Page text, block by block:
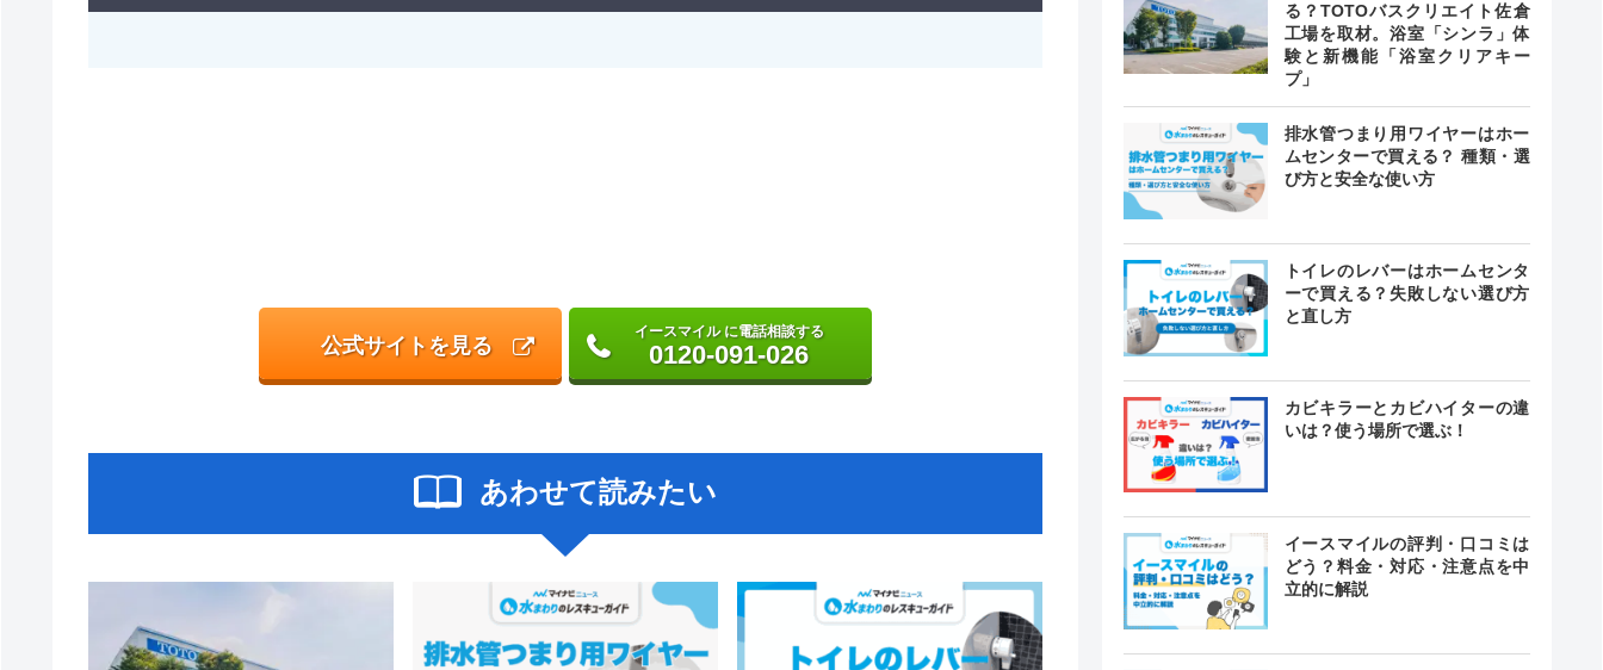
公式サイトを見る
イースマイル に電話相談する
0120-091-026
あわせて読みたい
る？TOTOバスクリエイト佐倉
工場を取材。浴室「シンラ」体
験と新機能「浴室クリアキー
プ」
排水管つまり用ワイヤーはホー
ムセンターで買える？ 種類・選
び方と安全な使い方
トイレのレバーはホームセンタ
ーで買える？失敗しない選び方
と直し方
カビキラーとカビハイターの違
いは？使う場所で選ぶ！
イースマイルの評判・口コミは
どう？料金・対応・注意点を中
立的に解説